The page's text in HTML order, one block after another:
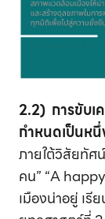
2.2) การขับเ
กำหนดเป็นห
ภายใต้วิสัยทัศ
คน” “A
เมืองน่าอยู่ เรี